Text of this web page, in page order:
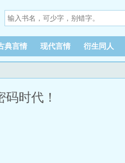
典言情 现代言情 衍生同人
时代！